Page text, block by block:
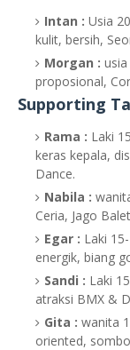
Intan : Usia
kulit, bersih,
Morgan :
proposional,
Supporting
Rama : Laki
keras kepala,
Dance.
Nabila :
Ceria, Jago
Egar : Laki
energik, biang
Sandi : Laki
atraksi BMX &
Gita : wanita
oriented,